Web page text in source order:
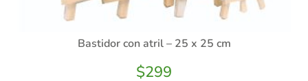
Bastidor con atril – 25 x 25 cm
$299